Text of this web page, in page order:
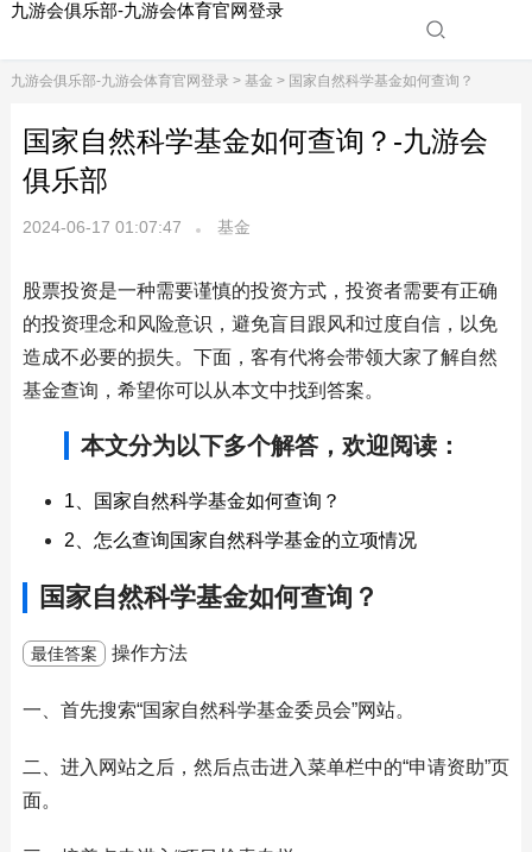
九游会俱乐部-九游会体育官网登录
九游会俱乐部-九游会体育官网登录> 基金 > 国家自然科学基金如何查询？
国家自然科学基金如何查询？-九游会
俱乐部
2024-06-17 01:07:47 基金
股票投资是一种需要谨慎的投资方式，投资者需要有正确
的投资理念和风险意识，避免盲目跟风和过度自信，以免
造成不必要的损失。下面，客有代将会带领大家了解自然
基金查询，希望你可以从本文中找到答案。
本文分为以下多个解答，欢迎阅读：
1、国家自然科学基金如何查询？
2、怎么查询国家自然科学基金的立项情况
国家自然科学基金如何查询？
最佳答案 操作方法
一、首先搜索“国家自然科学基金委员会”网站。
二、进入网站之后，然后点击进入菜单栏中的“申请资助”页
面。